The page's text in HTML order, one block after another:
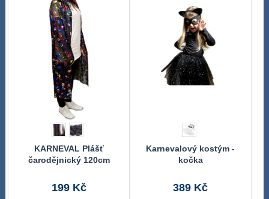
KARNEVAL Plášť
čarodějnický 120cm
*KOSTÝM*
199 Kč
Karnevalový kostým -
kočka
389 Kč